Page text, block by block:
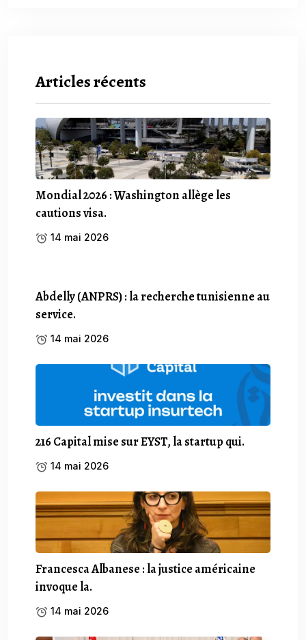
Articles récents
Mondial 2026 : Washington allège les
cautions visa.
14 mai 2026
Abdelly (ANPRS) : la recherche tunisienne au
service.
14 mai 2026
216 Capital mise sur EYST, la startup qui.
14 mai 2026
Francesca Albanese : la justice américaine
invoque la.
14 mai 2026